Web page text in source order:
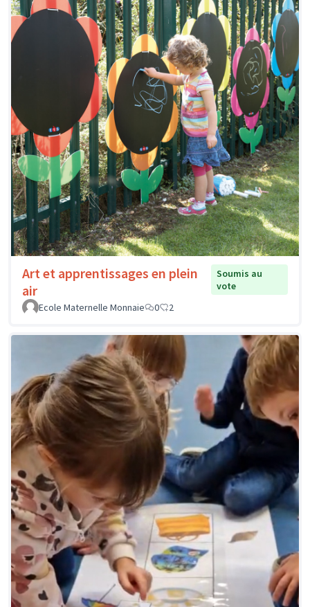
Art et apprentissages en plein
air
Soumis au
vote
Ecole Maternelle Monnaie
0 2